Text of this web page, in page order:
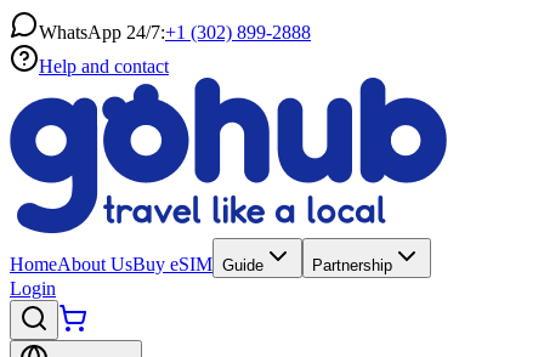
WhatsApp 24/7:+1 (302) 899-2888
Help and contact
HomeAbout UsBuy eSIM Guide Partnership
Login